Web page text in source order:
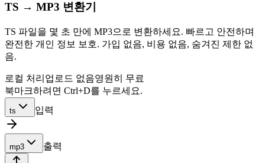
TS → MP3 변환기
TS 파일을 몇 초 만에 MP3으로 변환하세요. 빠르고 안전하며
완전한 개인 정보 보호. 가입 없음, 비용 없음, 숨겨진 제한 없
음.
로컬 처리 업로드 없음영원히 무료
북마크하려면 Ctrl+D를 누르세요.
ts 입력
mp3 출력